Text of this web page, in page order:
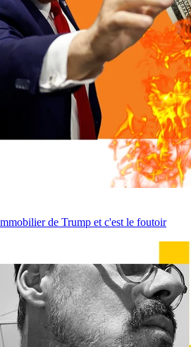
de Trump et c'est le foutoir